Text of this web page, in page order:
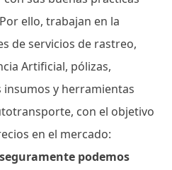
ello, trabajan en la
de servicios de rastreo,
Artificial, pólizas,
y herramientas
con el objetivo
en el mercado:
podemos